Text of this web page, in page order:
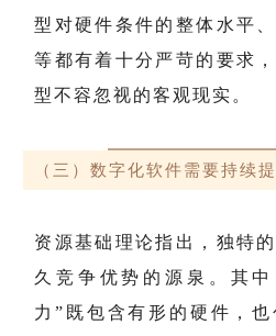
型对硬件条件的整体水平
等都有着十分严苛的要求
型不容忽视的客观现实。
（三）数字化软件需要持续
资源基础理论指出，独特
久竞争优势的源泉。其
力”既包含有形的硬件，